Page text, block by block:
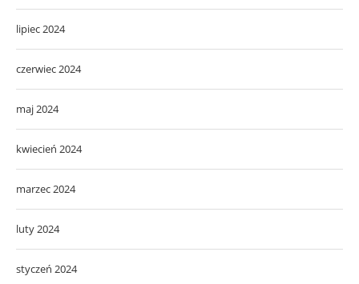
lipiec 2024
czerwiec 2024
maj 2024
kwiecień 2024
marzec 2024
luty 2024
styczeń 2024